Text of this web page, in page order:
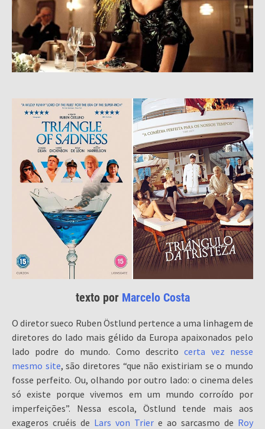
texto por Marcelo Costa
O diretor sueco Ruben Östlund pertence a uma linhagem de
diretores do lado mais gélido da Europa apaixonados pelo
lado podre do mundo. Como descritocerta vez nesse
mesmo site, são diretores “que não existiriam se o mundo
fosse perfeito. Ou, olhando por outro lado: o cinema deles
só existe porque vivemos em um mundo corroído por
imperfeições”. Nessa escola, Östlund tende mais aos
exageros cruéis de Lars von Trier e ao sarcasmo de Roy